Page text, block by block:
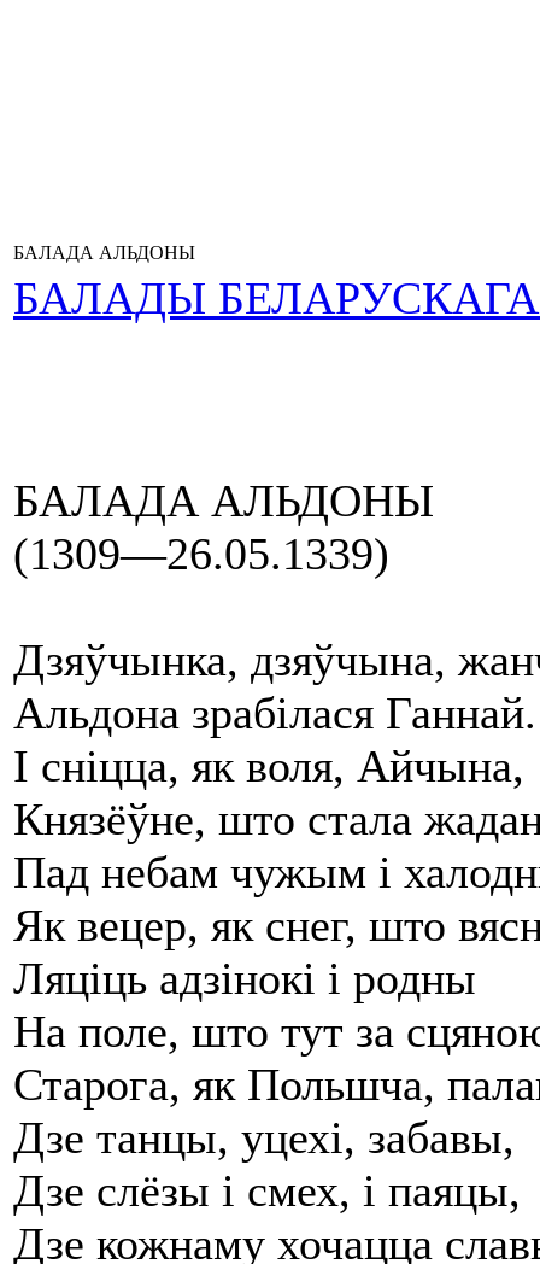
БАЛАДА АЛЬДОНЫ
БАЛАДЫ
БАЛАДА АЛЬДОНЫ
(1309—26.05.1339)
Дзяўчынка, дзяўчына,
Альдона зрабілася Ганнай.
І сніцца, як воля, Айчына,
Князёўне, што стала
Пад небам чужым і
Як вецер, як снег, што
Ляціць адзінокі і родны
На поле, што тут за
Старога, як Польшча,
Дзе танцы, уцехі, забавы,
Дзе слёзы і смех, і паяцы,
Дзе кожнаму хочацца